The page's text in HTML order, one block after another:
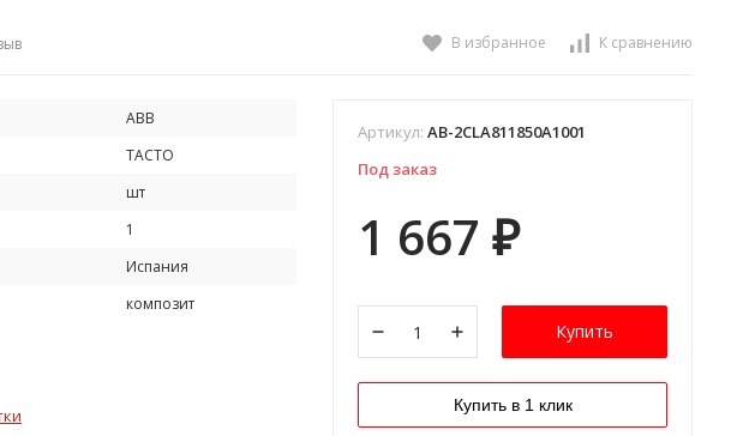
В избранное К сравнению
ABB
TACTO
шт
1
Испания
композит
Артикул: AB-2CLA811850A1001
Под заказ
1 667 ₽
Купить
Купить в 1 клик